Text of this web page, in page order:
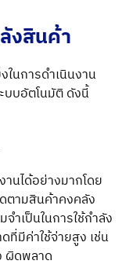
งสินค้า
นการดำเนินงาน
บบอัตโนมัติ ดังนี้
นได้อย่างมากโดย
ตามสินค้าคงคลัง
ำเป็นในการใช้กำลัง
ที่มีค่าใช้จ่ายสูง เช่น
ผิดพลาด